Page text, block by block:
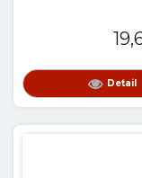
Detail